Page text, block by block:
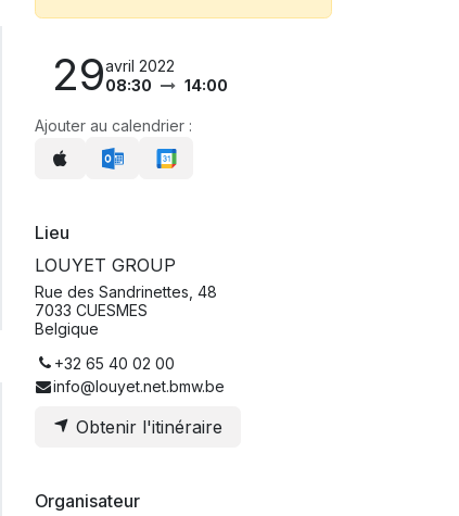
29avril 2022
08:30
14:00
Ajouter au calendrier :
Lieu
LOUYET GROUP
Rue des Sandrinettes, 48
7033 CUESMES
Belgique
+32 65 40 02 00
info@louyet.net.bmw.be
Obtenir l'itinéraire
Organisateur